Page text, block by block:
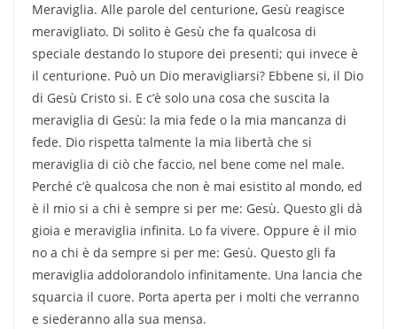
Meraviglia. Alle parole del centurione, Gesù reagisce
meravigliato. Di solito è Gesù che fa qualcosa di
speciale destando lo stupore dei presenti; qui invece è
il centurione. Può un Dio meravigliarsi? Ebbene si, il Dio
di Gesù Cristo si. E c’è solo una cosa che suscita la
meraviglia di Gesù: la mia fede o la mia mancanza di
fede. Dio rispetta talmente la mia libertà che si
meraviglia di ciò che faccio, nel bene come nel male.
Perché c’è qualcosa che non è mai esistito al mondo, ed
è il mio si a chi è sempre si per me: Gesù. Questo gli dà
gioia e meraviglia infinita. Lo fa vivere. Oppure è il mio
no a chi è da sempre si per me: Gesù. Questo gli fa
meraviglia addolorandolo infinitamente. Una lancia che
squarcia il cuore. Porta aperta per i molti che verranno
e siederanno alla sua mensa.